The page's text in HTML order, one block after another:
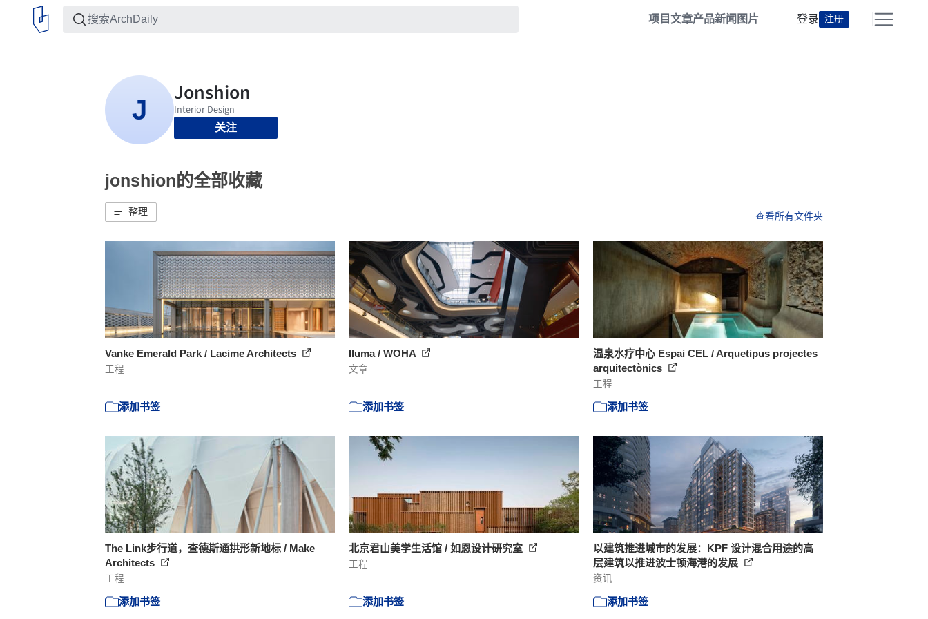
项目文章产品新闻 图片 登录 注册
关注
jonshion的全部收藏
整理 查看所有文件夹
Vanke Emerald Park / Lacime Architects
工程
添加书签
Iluma / WOHA
文章
添加书签
温泉水疗中心 Espai CEL / Arquetipus projectes
arquitectònics
工程
添加书签
The Link步行道，查德斯通拱形新地标 / Make
Architects
工程
添加书签
北京君山美学生活馆 / 如恩设计研究室
工程
添加书签
以建筑推进城市的发展：KPF 设计混合用途的高
层建筑以推进波士顿海港的发展
资讯
添加书签